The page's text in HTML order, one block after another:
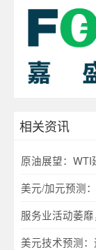
相关资讯
原油展望：WTI
美元/加元预测
服务业活动萎
美元技术预测